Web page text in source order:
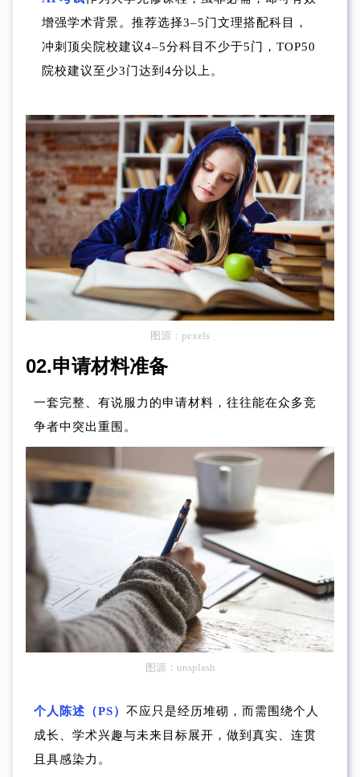
增强学术背景。推荐选择3–5门文理搭配科目，
冲刺顶尖院校建议4–5分科目不少于5门，TOP50
院校建议至少3门达到4分以上。
图源：pexels
02.申请材料准备
一套完整、有说服力的申请材料，往往能在众多竞
争者中突出重围。
图源：unsplash
个人陈述（PS） 不应只是经历堆砌，而需围绕个人
成长、学术兴趣与未来目标展开，做到真实、连贯
且具感染力。